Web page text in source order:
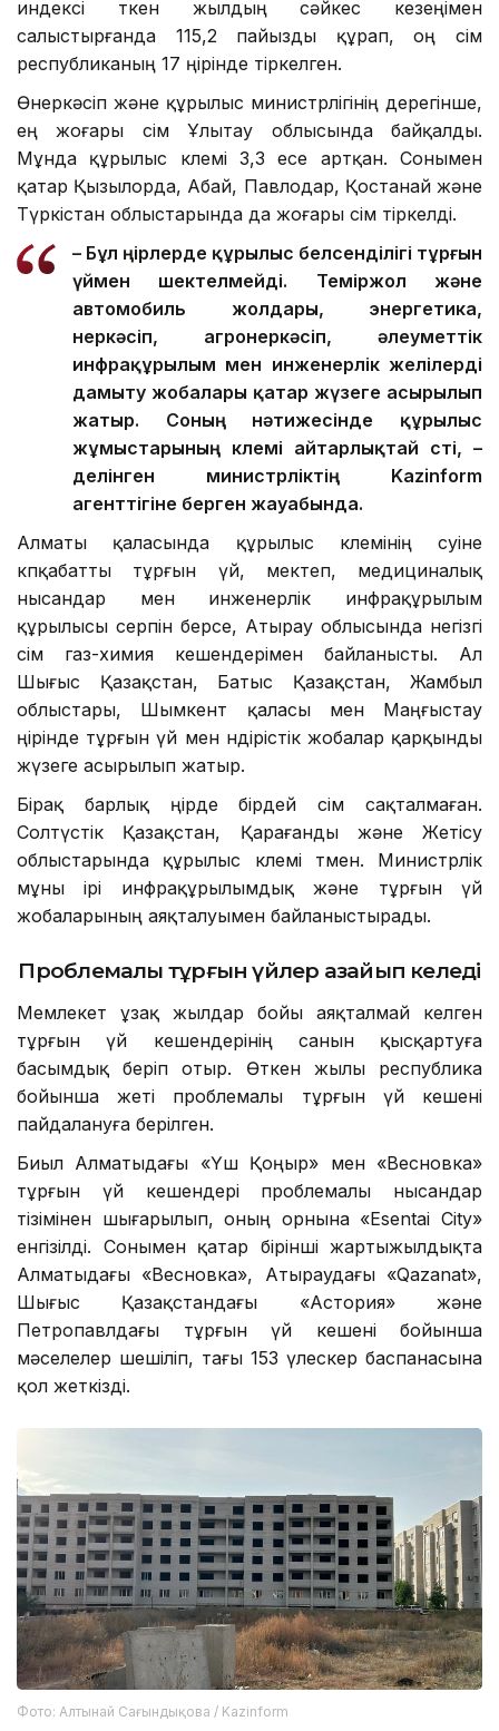
индексі өткен жылдың сәйкес кезеңімен
салыстырғанда 115,2 пайызды құрап, оң өсім
республиканың 17 өңірінде тіркелген.
Өнеркәсіп және құрылыс министрлігінің дерегінше,
ең жоғары өсім Ұлытау облысында байқалды.
Мұнда құрылыс көлемі 3,3 есе артқан. Сонымен
қатар Қызылорда, Абай, Павлодар, Қостанай және
Түркістан облыстарында да жоғары өсім тіркелді.
– Бұл өңірлерде құрылыс белсенділігі тұрғын
үймен шектелмейді. Теміржол және
автомобиль жолдары, энергетика,
өнеркәсіп, агроөнеркәсіп, әлеуметтік
инфрақұрылым мен инженерлік желілерді
дамыту жобалары қатар жүзеге асырылып
жатыр. Соның нәтижесінде құрылыс
жұмыстарының көлемі айтарлықтай өсті, –
делінген министрліктің Kazinform
агенттігіне берген жауабында.
Алматы қаласында құрылыс көлемінің өсуіне
көпқабатты тұрғын үй, мектеп, медициналық
нысандар мен инженерлік инфрақұрылым
құрылысы серпін берсе, Атырау облысында негізгі
өсім газ-химия кешендерімен байланысты. Ал
Шығыс Қазақстан, Батыс Қазақстан, Жамбыл
облыстары, Шымкент қаласы мен Маңғыстау
өңірінде тұрғын үй мен өндірістік жобалар қарқынды
жүзеге асырылып жатыр.
Бірақ барлық өңірде бірдей өсім сақталмаған.
Солтүстік Қазақстан, Қарағанды және Жетісу
облыстарында құрылыс көлемі төмен. Министрлік
мұны ірі инфрақұрылымдық және тұрғын үй
жобаларының аяқталуымен байланыстырады.
Проблемалы тұрғын үйлер азайып келеді
Мемлекет ұзақ жылдар бойы аяқталмай келген
тұрғын үй кешендерінің санын қысқартуға
басымдық беріп отыр. Өткен жылы республика
бойынша жеті проблемалы тұрғын үй кешені
пайдалануға берілген.
Биыл Алматыдағы «Үш Қоңыр» мен «Весновка»
тұрғын үй кешендері проблемалы нысандар
тізімінен шығарылып, оның орнына «Esentai City»
енгізілді. Сонымен қатар бірінші жартыжылдықта
Алматыдағы «Весновка», Атыраудағы «Qazanat»,
Шығыс Қазақстандағы «Астория» және
Петропавлдағы тұрғын үй кешені бойынша
мәселелер шешіліп, тағы 153 үлескер баспанасына
қол жеткізді.
Фото: Алтынай Сағындықова / Kazinform